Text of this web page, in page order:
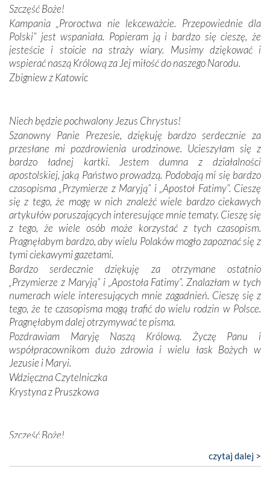
Podczas tej kilkudniowej wyprawy na każdym kroku
spotykaliśmy się z serdeczną otwartością
Portugalczyków. Podziwialiśmy ich ludową sztukę i
zwyczaje. Mimo że nasze kraje są od siebie bardzo
oddalone, w żaden sposób nie czuliśmy się obco.
Sprawiła to oczywiście sama Matka Boża, ale też
kulturowa bliskość biorąca swój początek w naszej
mieliśmy okazję przekonać się, że Maryja swoją opieką
otacza nie tylko nasz naród, lecz wszystkie nacje, które
się Jej ufnie oddają, a także każdą osobę, która zawierza
Jej siebie oraz swych bliskich.
Dzieje Portugalii to również historia wierności Bogu i
odstępstw, także w życiu władców. Trudne momenty w
wymiarze tak osobistym, jak i zbiorowym, przypominają o
konieczności ciągłego zabiegania o własną duszę i o łaskę
Opatrzności. Wierność przynosi pomyślność –
przynajmniej w życiu duchowym. Odstępstwo owocuje
nieszczęściem i śmiercią. Te uniwersalne prawdy
przychodziły na myśl, gdy słuchaliśmy opowieści
przewodników o portugalskich monarchach i wodzach,
zwycięskich bitwach i nieszczęśliwych losach grzesznych
kochanków.
Byli tym razem pośród Apostołów Fatimy reprezentanci
każdego spośród żyjących pokoleń. Najmłodszy uczestnik
liczył sobie 13 lat, zaś senior, pan Zdzisław – już 94.
Całe życie marzyłem, by tu przyjechać
Nasza pielgrzymka nie byłaby tak bogata w duchową treść
Oprócz zapewnienia nam możliwości codziennego
Szczęść Boże!
Kampania „Proroctwa nie lekceważcie. Przepowiednie dla
Polski” jest wspaniała. Popieram ją i bardzo się cieszę, że
jesteście i stoicie na straży wiary. Musimy dziękować i
wspierać naszą Królową za Jej miłość do naszego Narodu.
Zbigniew z Katowic
Niech będzie pochwalony Jezus Chrystus!
Szanowny Panie Prezesie, dziękuję bardzo serdecznie za
przesłane mi pozdrowienia urodzinowe. Ucieszyłam się z
bardzo ładnej kartki. Jestem dumna z działalności
apostolskiej, jaką Państwo prowadzą. Podobają mi się bardzo
czasopisma „Przymierze z Maryją” i „Apostoł Fatimy”. Cieszę
się z tego, że mogę w nich znaleźć wiele bardzo ciekawych
artykułów poruszających interesujące mnie tematy. Cieszę się
z tego, że wiele osób może korzystać z tych czasopism.
Pragnęłabym bardzo, aby wielu Polaków mogło zapoznać się z
tymi ciekawymi gazetami.
Bardzo serdecznie dziękuję za otrzymane ostatnio
„Przymierze z Maryją” i „Apostoła Fatimy”. Znalazłam w tych
numerach wiele interesujących mnie zagadnień. Cieszę się z
tego, że te czasopisma mogą trafić do wielu rodzin w Polsce.
Pragnęłabym dalej otrzymywać te pisma.
Pozdrawiam Maryję Naszą Królową. Życzę Panu i
współpracownikom dużo zdrowia i wielu łask Bożych w
Jezusie i Maryi.
Wdzięczna Czytelniczka
Krystyna z Pruszkowa
Szczęść Boże!
Bardzo dziękuję za przysyłanie mi „Przymierza z Maryją”. Jest
to pismo, które bardzo sobie cenię i szanuję. Redagujecie
czytaj dalej >